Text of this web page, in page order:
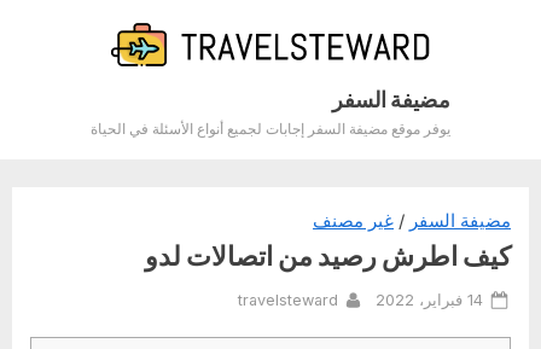
مضيفة السفر
يوفر موقع مضيفة السفر إجابات لجميع أنواع الأسئلة في الحياة
مضيفة السفر / غير مصنف
كيف اطرش رصيد من اتصالات لدو
Posted
14 فبراير، 2022 By
travelsteward